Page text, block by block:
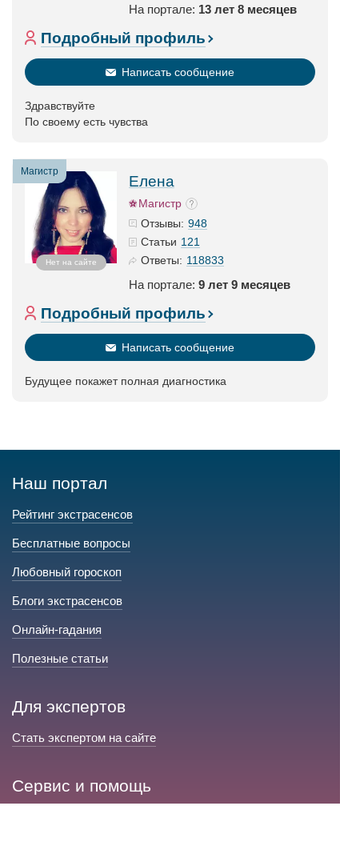
На портале: 13 лет 8 месяцев
Подробный профиль
Написать сообщение
Здравствуйте
По своему есть чувства
Магистр
Нет на сайте
Елена
Магистр
Отзывы: 948
Статьи 121
Ответы: 118833
На портале: 9 лет 9 месяцев
Подробный профиль
Написать сообщение
Будущее покажет полная диагностика
Наш портал
Рейтинг экстрасенсов
Бесплатные вопросы
Любовный гороскоп
Блоги экстрасенсов
Онлайн-гадания
Полезные статьи
Для экспертов
Стать экспертом на сайте
Сервис и помощь